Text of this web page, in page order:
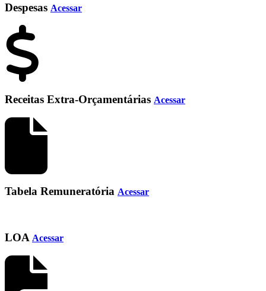
Despesas Acessar
Receitas Extra-Orçamentárias Acessar
Tabela Remuneratória Acessar
LOA Acessar